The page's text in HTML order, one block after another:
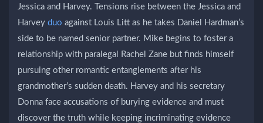
Jessica and Harvey. Tensions rise between the Jessica and
Harvey duo against Louis Litt as he takes Daniel Hardman’s
side to be named senior partner. Mike begins to foster a
relationship with paralegal Rachel Zane but finds himself
pursuing other romantic entanglements after his
grandmother’s sudden death. Harvey and his secretary
Donna face accusations of burying evidence and must
discover the truth while keeping incriminating evidence